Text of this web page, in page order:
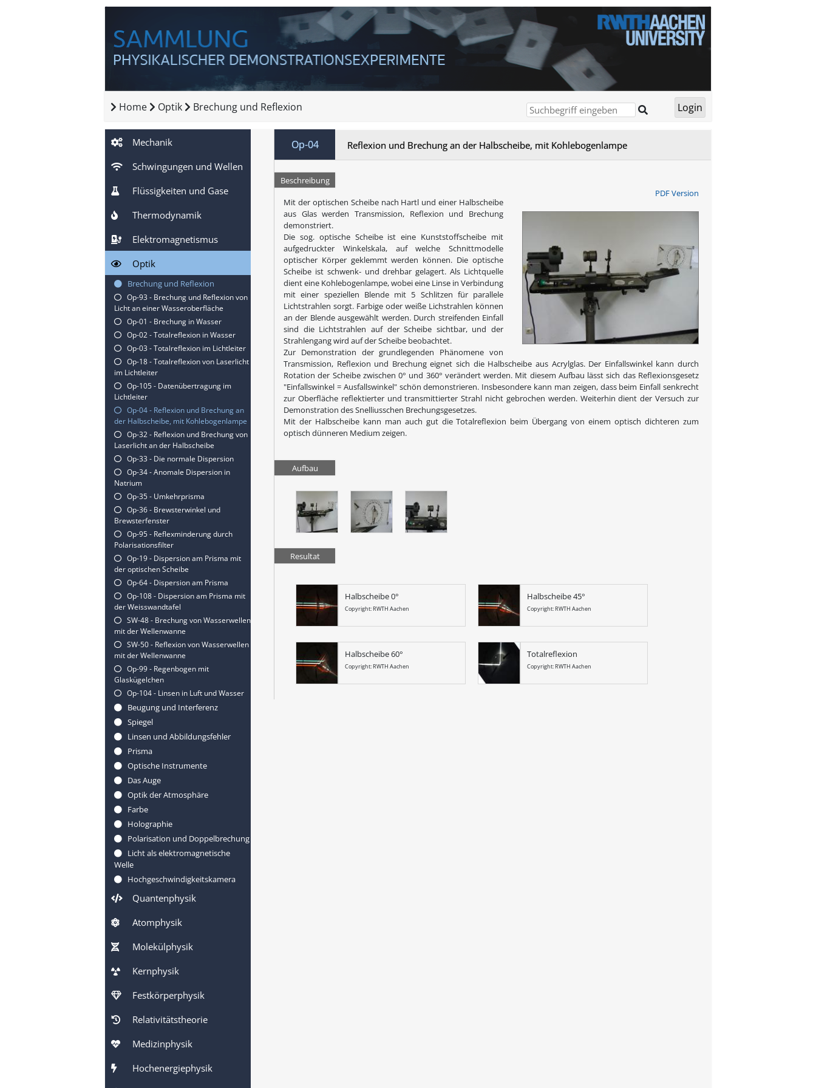
Home Optik Brechung und Reflexion
Mechanik
Schwingungen und Wellen
Flüssigkeiten und Gase
Thermodynamik
Elektromagnetismus
Optik
Brechung und Reflexion
Op-93 - Brechung und Reflexion von
Licht an einer Wasseroberfläche
Op-01 - Brechung in Wasser
Op-02 - Totalreflexion in Wasser
Op-03 - Totalreflexion im Lichtleiter
Op-18 - Totalreflexion von Laserlicht
im Lichtleiter
Op-105 - Datenübertragung im
Lichtleiter
Op-04 - Reflexion und Brechung an
der Halbscheibe, mit Kohlebogenlampe
Op-32 - Reflexion und Brechung von
Laserlicht an der Halbscheibe
Op-33 - Die normale Dispersion
Op-34 - Anomale Dispersion in
Natrium
Op-35 - Umkehrprisma
Op-36 - Brewsterwinkel und
Brewsterfenster
Op-95 - Reflexminderung durch
Polarisationsfilter
Op-19 - Dispersion am Prisma mit
der optischen Scheibe
Op-64 - Dispersion am Prisma
Op-108 - Dispersion am Prisma mit
der Weisswandtafel
SW-48 - Brechung von Wasserwellen
mit der Wellenwanne
SW-50 - Reflexion von Wasserwellen
mit der Wellenwanne
Op-99 - Regenbogen mit
Glaskügelchen
Op-104 - Linsen in Luft und Wasser
Beugung und Interferenz
Spiegel
Linsen und Abbildungsfehler
Prisma
Optische Instrumente
Das Auge
Optik der Atmosphäre
Farbe
Holographie
Polarisation und Doppelbrechung
Licht als elektromagnetische
Welle
Hochgeschwindigkeitskamera
Quantenphysik
Atomphysik
Molekülphysik
Kernphysik
Festkörperphysik
Relativitätstheorie
Medizinphysik
Hochenergiephysik
Op-04 Reflexion und Brechung an der Halbscheibe, mit Kohlebogenlampe
Beschreibung
PDF Version
Mit der optischen Scheibe nach Hartl und einer Halbscheibe
aus Glas werden Transmission, Reflexion und Brechung
demonstriert.
Die sog. optische Scheibe ist eine Kunststoffscheibe mit
aufgedruckter Winkelskala, auf welche Schnittmodelle
optischer Körper geklemmt werden können. Die optische
Scheibe ist schwenk- und drehbar gelagert. Als Lichtquelle
dient eine Kohlebogenlampe, wobei eine Linse in Verbindung
mit einer speziellen Blende mit 5 Schlitzen für parallele
Lichtstrahlen sorgt. Farbige oder weiße Lichstrahlen können
an der Blende ausgewählt werden. Durch streifenden Einfall
sind die Lichtstrahlen auf der Scheibe sichtbar, und der
Strahlengang wird auf der Scheibe beobachtet.
Zur Demonstration der grundlegenden Phänomene von
Transmission, Reflexion und Brechung eignet sich die Halbscheibe aus Acrylglas. Der Einfallswinkel kann durch
Rotation der Scheibe zwischen 0° und 360° verändert werden. Mit diesem Aufbau lässt sich das Reflexionsgesetz
"Einfallswinkel = Ausfallswinkel" schön demonstrieren. Insbesondere kann man zeigen, dass beim Einfall senkrecht
zur Oberfläche reflektierter und transmittierter Strahl nicht gebrochen werden. Weiterhin dient der Versuch zur
Demonstration des Snelliusschen Brechungsgesetzes.
Mit der Halbscheibe kann man auch gut die Totalreflexion beim Übergang von einem optisch dichteren zum
optisch dünneren Medium zeigen.
Aufbau
Resultat
Halbscheibe 0°
Copyright: RWTH Aachen
Halbscheibe 45°
Copyright: RWTH Aachen
Halbscheibe 60°
Copyright: RWTH Aachen
Totalreflexion
Copyright: RWTH Aachen